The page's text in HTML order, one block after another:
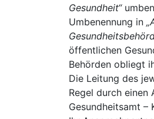
Gesundheit“
Umbenennung in
öffentlichen
Behörden obliegt
Die Leitung des
Regel durch einen
Gesundheitsamt –